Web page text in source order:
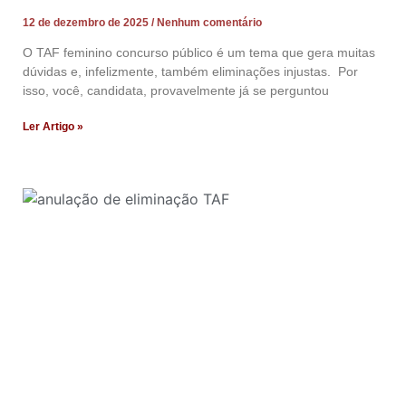
12 de dezembro de 2025 Nenhum comentário
O TAF feminino concurso público é um tema que gera muitas
dúvidas e, infelizmente, também eliminações injustas. Por
isso, você, candidata, provavelmente já se perguntou
Ler Artigo »